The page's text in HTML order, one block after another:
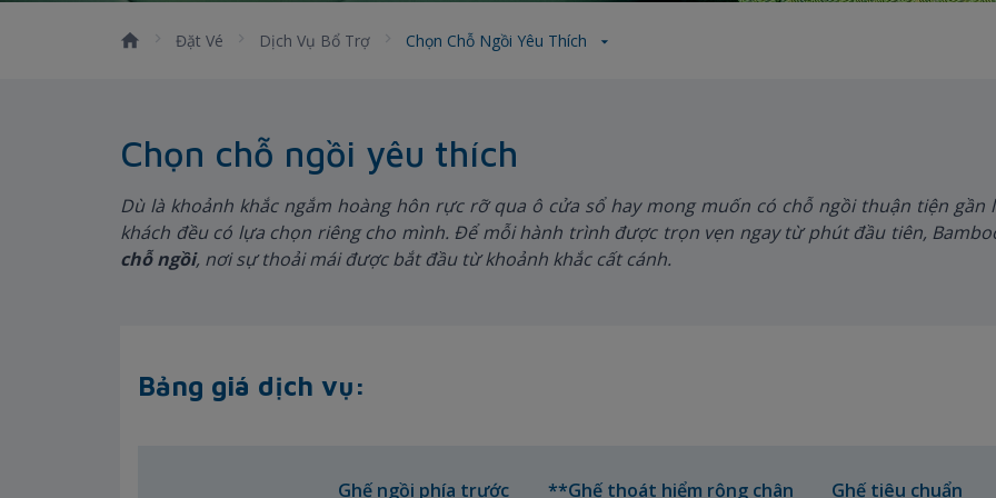
Đặt Vé Dịch Vụ Bổ Trợ Chọn Chỗ Ngồi Yêu Thích
Chọn chỗ ngồi yêu thích
Dù là khoảnh khắc ngắm hoàng hôn rực rỡ qua ô cửa sổ hay mong muốn có chỗ ngồi thuận tiện
khách đều có lựa chọn riêng cho mình. Để mỗi hành trình được trọn vẹn ngay từ phút đầu tiên,
chỗ ngồi, nơi sự thoải mái được bắt đầu từ khoảnh khắc cất cánh.
Bảng giá dịch vụ:
Ghế ngồi phía trước **Ghế thoát hiểm rộng chân Ghế tiêu chuẩn